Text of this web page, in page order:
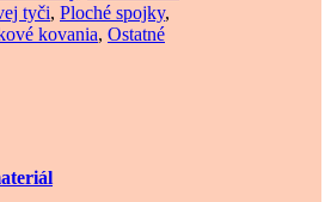
tyči, Ploché spojky,
kovania, Ostatné